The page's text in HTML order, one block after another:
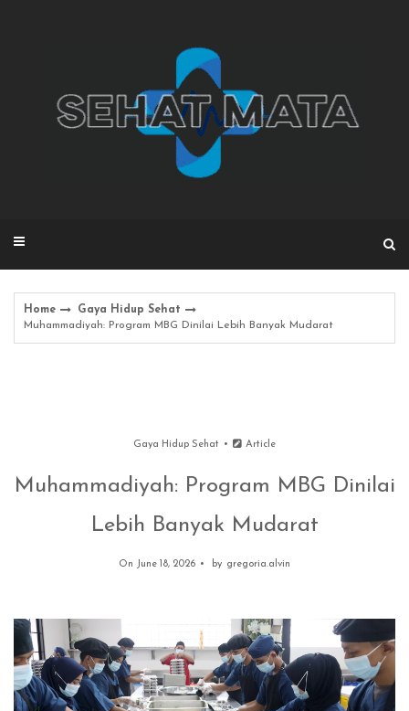
Home
Gaya Hidup Sehat
Muhammadiyah: Program MBG Dinilai Lebih Banyak Mudarat
Gaya Hidup Sehat Article
Muhammadiyah: Program MBG Dinilai
Lebih Banyak Mudarat
On June 18, 2026 by gregoria.alvin